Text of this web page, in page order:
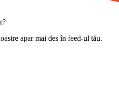
apar mai des în feed-ul tău.